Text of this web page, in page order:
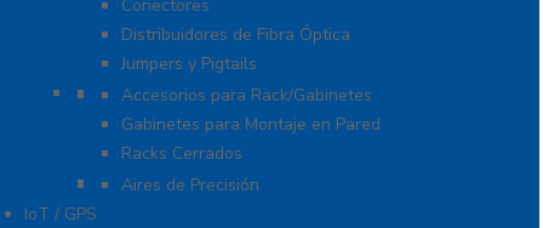
Conectores
Distribuidores de Fibra Óptica
Jumpers y Pigtails
Rack y Gabinetes
Accesorios para Rack/Gabinetes
Gabinetes para Montaje en Pared
Racks Cerrados
Sistemas de Enfriamiento
Aires de Precisión
IoT / GPS